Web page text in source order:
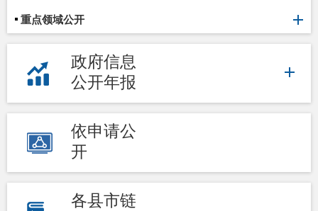
重点领域公开
政府信息
公开年报
依申请公
开
各县市链